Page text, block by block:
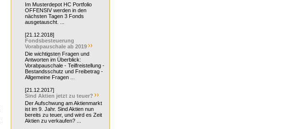
Im Musterdepot HC Portfolio
OFFENSIV werden in den
nächsten Tagen 3 Fonds
ausgetauscht. ...
[21.12.2018]
Fondsbesteuerung
Vorabpauschale ab 2019
Die wichtigsten Fragen und
Antworten im Überblick:
Vorabpauschale - Teilfreistellung -
Bestandsschutz und Freibetrag -
Allgemeine Fragen ...
[21.12.2017]
Sind Aktien jetzt zu teuer?
Der Aufschwung am Aktienmarkt
ist im 9. Jahr. Sind Aktien nun
bereits zu teuer, und wird es Zeit
Aktien zu verkaufen? ...